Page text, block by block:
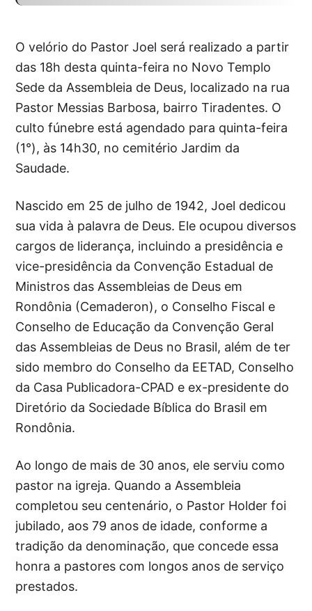
O velório do Pastor Joel será realizado a partir
das 18h desta quinta-feira no Novo Templo
Sede da Assembleia de Deus, localizado na rua
Pastor Messias Barbosa, bairro Tiradentes. O
culto fúnebre está agendado para quinta-feira
(1°), às 14h30, no cemitério Jardim da
Saudade.
Nascido em 25 de julho de 1942, Joel dedicou
sua vida à palavra de Deus. Ele ocupou diversos
cargos de liderança, incluindo a presidência e
vice-presidência da Convenção Estadual de
Ministros das Assembleias de Deus em
Rondônia (Cemaderon), o Conselho Fiscal e
Conselho de Educação da Convenção Geral
das Assembleias de Deus no Brasil, além de ter
sido membro do Conselho da EETAD, Conselho
da Casa Publicadora-CPAD e ex-presidente do
Diretório da Sociedade Bíblica do Brasil em
Rondônia.
Ao longo de mais de 30 anos, ele serviu como
pastor na igreja. Quando a Assembleia
completou seu centenário, o Pastor Holder foi
jubilado, aos 79 anos de idade, conforme a
tradição da denominação, que concede essa
honra a pastores com longos anos de serviço
prestados.